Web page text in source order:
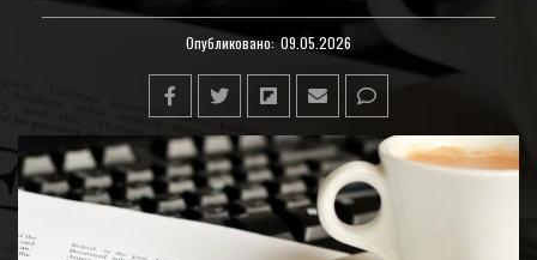
Опубликовано: 09.05.2026